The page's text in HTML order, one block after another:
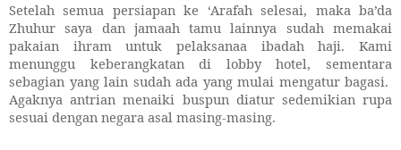
Setelah semua persiapan ke ‘Arafah selesai, maka ba’da
Zhuhur saya dan jamaah tamu lainnya sudah memakai
pakaian ihram untuk pelaksanaa ibadah haji. Kami
menunggu keberangkatan di lobby hotel, sementara
sebagian yang lain sudah ada yang mulai mengatur bagasi.
Agaknya antrian menaiki buspun diatur sedemikian rupa
sesuai dengan negara asal masing-masing.